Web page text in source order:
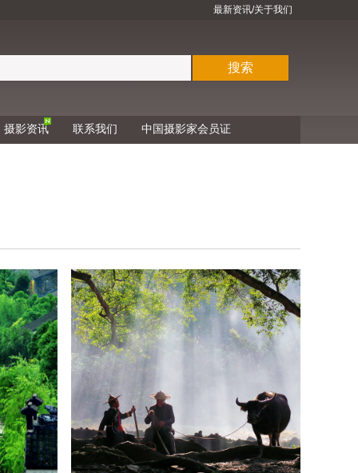
最新资讯/关于我们
搜索
摄影资讯 联系我们 中国摄影家会员证